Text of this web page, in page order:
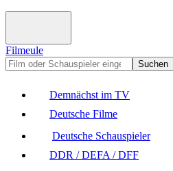
Filmeule
Suchen
Demnächst im TV
Deutsche Filme
Deutsche Schauspieler
DDR / DEFA / DFF